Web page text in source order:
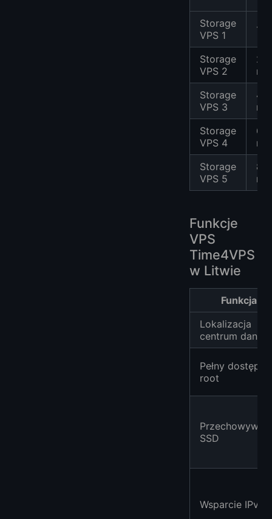
Storage
VPS 1
1
Storage
VPS 2
2
Storage
VPS 3
4
Storage
VPS 4
6
Storage
VPS 5
8
Funkcje
VPS
Time4VPS
w Litwie
Funkcja
Lokalizacja
centrum
Pełny dostęp
root
SSD
Wsparcie IPv6